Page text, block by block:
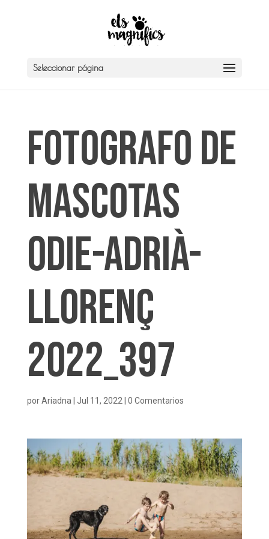
Seleccionar página
Fotografo de
Mascotas
ODIE-Adrià-
Llorenç
2022_397
porAriadna Jul 11, 2022 0 Comentarios